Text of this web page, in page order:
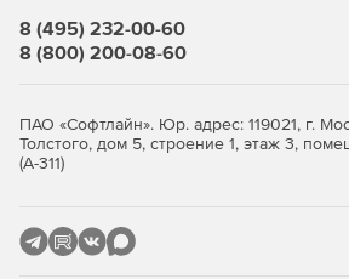
Все иконки в программе имеют
Итоги по разделу и смете всегда
ресурсный, ресурсно-индексный.
8 (495) 232-00-60
8 (800) 200-08-60
ПАО «Софтлайн». Юр. адрес: 119021, г.
Толстого, дом 5, строение 1, этаж 3,
(А-311)